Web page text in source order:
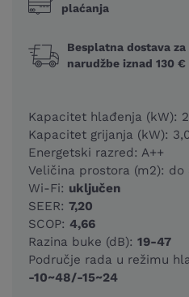
plaćanja
Besplatna dostava za
narudžbe iznad 130 €
Kapacitet hlađenja (kW):
Kapacitet grijanja (kW):
Energetski razred: A++
Veličina prostora (m2): do
Wi-Fi: uključen
SEER: 7,20
SCOP: 4,66
Razina buke (dB): 19-47
Područje rada u režimu
-10~48/-15~24